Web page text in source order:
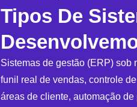
Tipos De
Sistemas de gestão (ERP) sob
funil real de vendas, controle
áreas de cliente, automação